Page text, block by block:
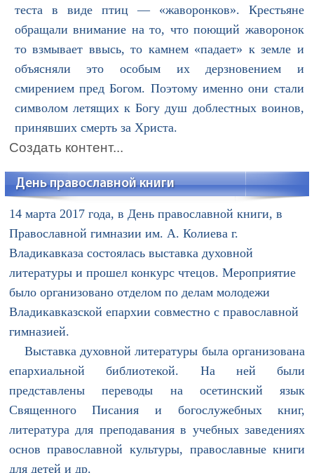
теста в виде птиц — «жаворонков». Крестьяне
обращали внимание на то, что поющий жаворонок
то взмывает ввысь, то камнем «падает» к земле и
объясняли это особым их дерзновением и
смирением пред Богом. Поэтому именно они стали
символом летящих к Богу душ доблестных воинов,
принявших смерть за Христа.
Создать контент...
День православной книги
14 марта 2017 года, в День православной книги, в
Православной гимназии им. А. Колиева г.
Владикавказа состоялась выставка духовной
литературы и прошел конкурс чтецов. Мероприятие
было организовано отделом по делам молодежи
Владикавказской епархии совместно с православной
гимназией.
Выставка духовной литературы была организована
епархиальной библиотекой. На ней были
представлены переводы на осетинский язык
Священного Писания и богослужебных книг,
литература для преподавания в учебных заведениях
основ православной культуры, православные книги
для детей и др.